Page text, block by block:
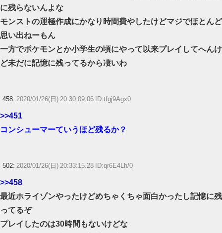
に残らないんよな
モンストの運極作成にかなり時間費やしたけどマジでほとんど
思い出ねーもん
一方でポケモンとか小学生の頃にやって以来プレイしてへんけ
ど未だに記憶に残ってるから凄いわ
458: 2020/01/26(日) 20:30:09.06 ID:tfgj9Agx0
>>451
コンシューマーていうほど残るか？
502: 2020/01/26(日) 20:33:15.28 ID:qr6E4Lh/0
>>458
最近ホライゾンやったけどめちゃくちゃ面白かったし記憶に残
ってるぞ
プレイしたのは30時間もないけどな